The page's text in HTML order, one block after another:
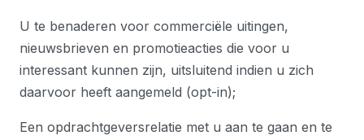
U te benaderen voor commerciële uitingen,
nieuwsbrieven en promotieacties die voor u
interessant kunnen zijn, uitsluitend indien u zich
daarvoor heeft aangemeld (opt-in);
Een opdrachtgeversrelatie met u aan te gaan en te